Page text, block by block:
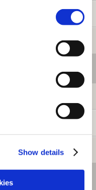
Show details